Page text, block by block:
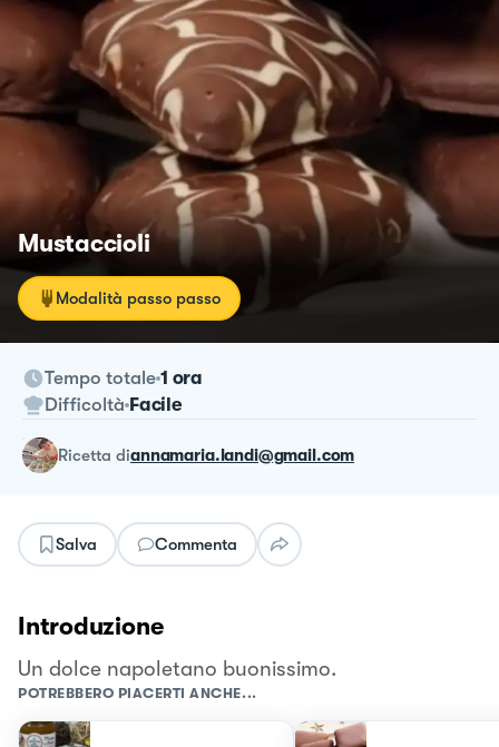
Mustaccioli
Modalità passo passo
Tempo totale 1 ora
Difficoltà Facile
ricetta diannamaria.landi@gmail.com
Salva Commenta
Introduzione
Un dolce napoletano buonissimo.
POTREBBERO PIACERTI ANCHE...